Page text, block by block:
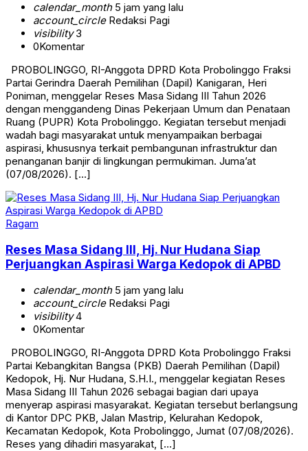
calendar_month5 jam yang lalu
account_circleRedaksi Pagi
visibility3
0Komentar
PROBOLINGGO, RI-Anggota DPRD Kota Probolinggo Fraksi
Partai Gerindra Daerah Pemilihan (Dapil) Kanigaran, Heri
Poniman, menggelar Reses Masa Sidang III Tahun 2026
dengan menggandeng Dinas Pekerjaan Umum dan Penataan
Ruang (PUPR) Kota Probolinggo. Kegiatan tersebut menjadi
wadah bagi masyarakat untuk menyampaikan berbagai
aspirasi, khususnya terkait pembangunan infrastruktur dan
penanganan banjir di lingkungan permukiman. Juma’at
(07/08/2026). […]
Ragam
Reses Masa Sidang III, Hj. Nur Hudana Siap
Perjuangkan Aspirasi Warga Kedopok di APBD
calendar_month5 jam yang lalu
account_circleRedaksi Pagi
visibility4
0Komentar
PROBOLINGGO, RI-Anggota DPRD Kota Probolinggo Fraksi
Partai Kebangkitan Bangsa (PKB) Daerah Pemilihan (Dapil)
Kedopok, Hj. Nur Hudana, S.H.I., menggelar kegiatan Reses
Masa Sidang III Tahun 2026 sebagai bagian dari upaya
menyerap aspirasi masyarakat. Kegiatan tersebut berlangsung
di Kantor DPC PKB, Jalan Mastrip, Kelurahan Kedopok,
Kecamatan Kedopok, Kota Probolinggo, Jumat (07/08/2026).
Reses yang dihadiri masyarakat, […]